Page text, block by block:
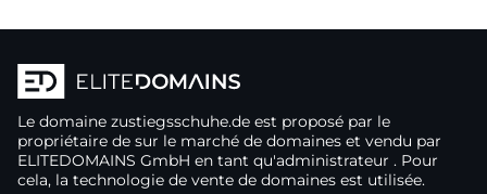
Le domaine zustiegsschuhe.de est proposé par le
propriétaire de sur le marché de domaines et vendu par
ELITEDOMAINS GmbH en tant qu'administrateur . Pour
cela, la technologie de vente de domaines est utilisée.